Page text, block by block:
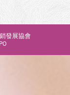
發展協會